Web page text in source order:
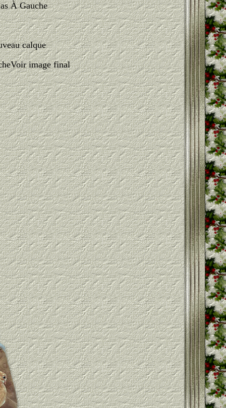
À Gauche
calque
image final